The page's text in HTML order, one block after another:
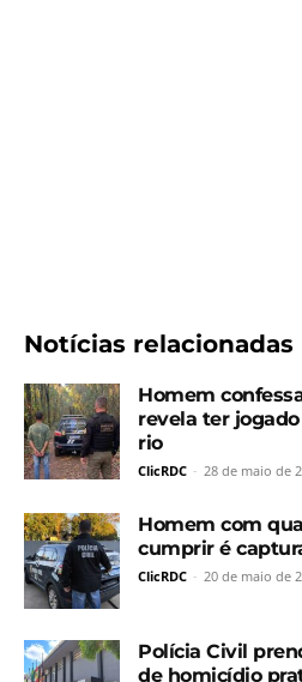
Notícias relacionadas
Homem
revela ter
rio
ClicRDC - 28 de maio de
Homem com
cumprir é
ClicRDC - 20 de maio de
Polícia Civil
de homicídio